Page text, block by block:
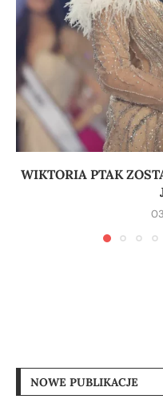
WIKTORIA PTAK
NOWE PUBLIKACJE